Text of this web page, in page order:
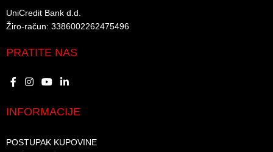
UniCredit Bank d.d.​
Žiro-račun: 3386002262475496​​
PRATITE NAS
INFORMACIJE
POSTUPAK KUPOVINE